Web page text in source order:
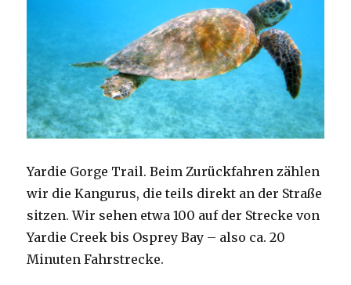
Yardie Gorge Trail. Beim Zurückfahren zählen
wir die Kangurus, die teils direkt an der Straße
sitzen. Wir sehen etwa 100 auf der Strecke von
Yardie Creek bis Osprey Bay – also ca. 20
Minuten Fahrstrecke.